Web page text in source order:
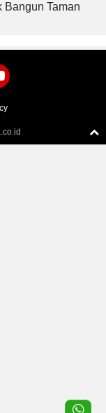
Bangun Taman